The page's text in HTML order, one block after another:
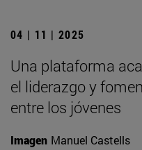
04 | 11 | 2025
Una plataforma
el liderazgo y
entre los jóvenes
Imagen Manuel Castells